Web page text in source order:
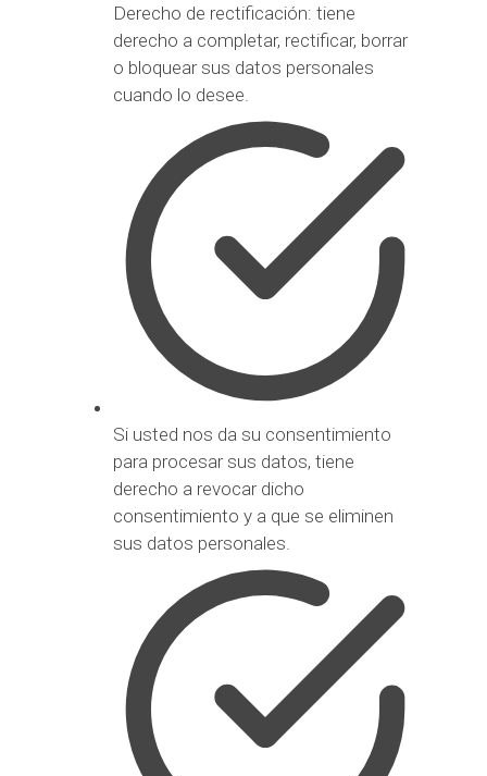
Derecho de rectificación: tiene
derecho a completar, rectificar, borrar
o bloquear sus datos personales
cuando lo desee.
Si usted nos da su consentimiento
para procesar sus datos, tiene
derecho a revocar dicho
consentimiento y a que se eliminen
sus datos personales.